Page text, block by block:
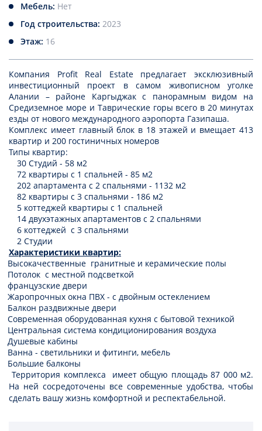
Мебель: Нет
Год строительства: 2023
Этаж: 16
Компания Profit Real Estate
предлагает эксклюзивный
инвестиционный проект в самом живописном уголке
Алании – районе Каргыджак с панорамным видом на
Средиземное море и Таврические горы всего в 20 минутах
езды от нового международного аэропорта Газипаша.
Комплекс имеет главный блок в 18 этажей и вмещает 413
квартир и 200 гостиничных номеров
Типы квартир:
30 Студий - 58 м2
72 квартиры с 1 спальней - 85 м2
202 апартамента с 2 спальнями - 1132 м2
82 квартиры с 3 спальнями - 186 м2
5 коттеджей квартиры с 1 спальней
14 двухэтажных апартаментов с 2 спальнями
6 коттеджей с 3 спальнями
2 Студии
Характеристики квартир:
Высокачественные гранитные и керамические полы
Потолок с местной подсветкой
французские двери
Жаропрочных окна ПВХ - с двойным остеклением
Балкон раздвижные двери
Современная оборудованная кухня с бытовой техникой
Центральная система кондиционирования воздуха
Душевые кабины
Ванна - светильники и фитинги, мебель
Большие балконы
Территория комплекса имеет общую площадь 87 000 м2.
На ней сосредоточены все современные удобства, чтобы
сделать вашу жизнь комфортной и респектабельной.